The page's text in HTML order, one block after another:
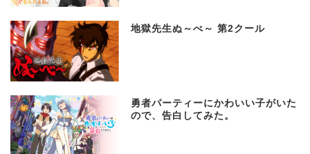
地獄先生ぬ～べ～ 第2クール
勇者パーティーにかわいい子がいた
ので、告白してみた。